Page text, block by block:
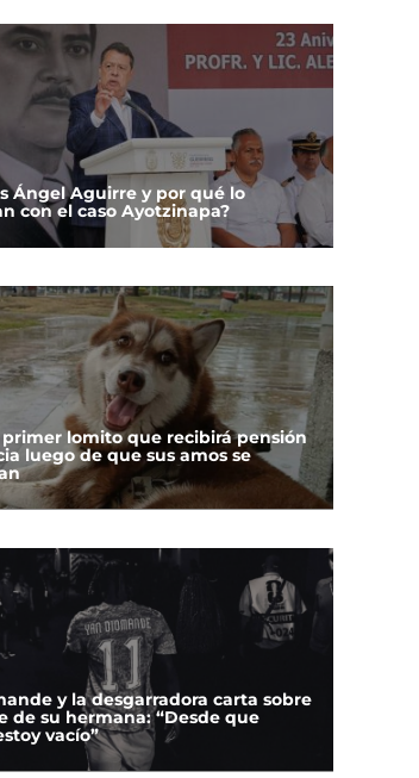
Ángel Aguirre y por qué lo
con el caso Ayotzinapa?
primer lomito que recibirá pensión
luego de que sus amos se
y la desgarradora carta sobre
de su hermana: “Desde que
vacío”